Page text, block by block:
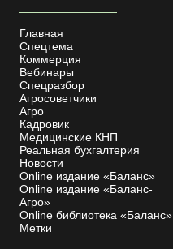
Главная
Спецтема
Коммерция
Вебинары
Спецразбор
Агросоветчики
Агро
Кадровик
Медицинские КНП
Реальная бухгалтерия
Новости
Online издание «Баланс»
Online издание «Баланс-
Агро»
Online библиотека «Баланс»
Метки